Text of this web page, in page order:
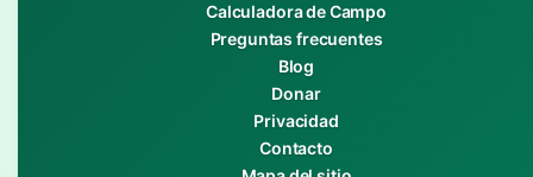
Calculadora de Campo
Preguntas frecuentes
Blog
Donar
Privacidad
Contacto